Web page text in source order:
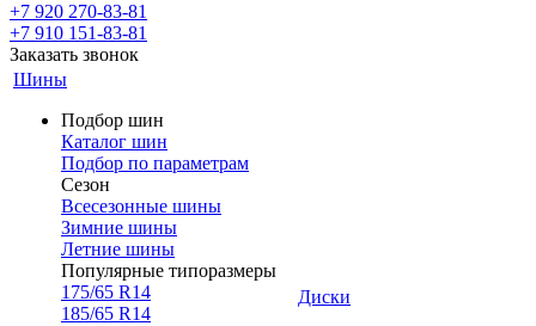
+7 920 270-83-81
+7 910 151-83-81
Заказать звонок
Шины
Подбор шин
Каталог шин
Подбор по параметрам
Сезон
Всесезонные шины
Зимние шины
Летние шины
Популярные типоразмеры
175/65 R14
185/65 R14
Диски